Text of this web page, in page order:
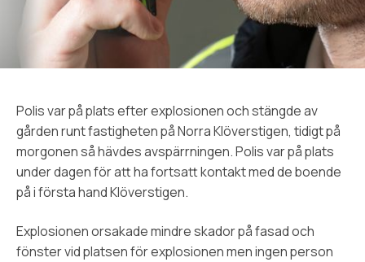
Polis var på plats efter explosionen och stängde av
gården runt fastigheten på Norra Klöverstigen, tidigt på
morgonen så hävdes avspärrningen. Polis var på plats
under dagen för att ha fortsatt kontakt med de boende
på i första hand Klöverstigen.
Explosionen orsakade mindre skador på fasad och
fönster vid platsen för explosionen men ingen person